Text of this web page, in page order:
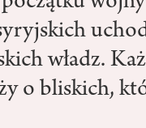
władz.
o bliskich,